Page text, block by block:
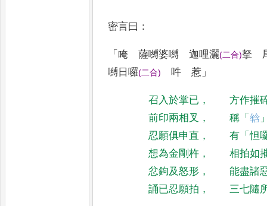
密言曰 ：
「 唵 薩嚩婆嚩 迦哩灑(二合)拏
嚩日囉(二合) 吽 惹 」
召入於掌已 ，
方作摧
前印兩相叉 ， 稱 「𤚥
忍願俱申直 ， 有 「怛
想為金剛杵 ，
相拍如
忿鉤及怒形 ，
能盡諸
誦已忍願拍 ， 三七隨